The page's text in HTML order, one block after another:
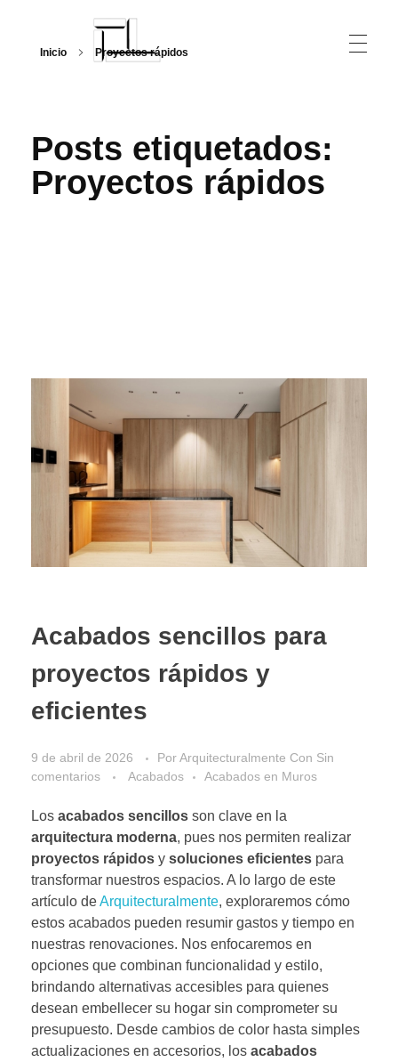
Inicio Proyectos rápidos
Posts etiquetados:
Proyectos rápidos
Acabados sencillos para
proyectos rápidos y
eficientes
9 de abril de 2026 PorArquitecturalmente Con Sin
comentarios
Acabados Acabados en Muros
Los acabados sencillos son clave en la
arquitectura moderna, pues nos permiten realizar
proyectos rápidos y soluciones eficientes para
transformar nuestros espacios. A lo largo de este
artículo deArquitecturalmente, exploraremos cómo
estos acabados pueden resumir gastos y tiempo en
nuestras renovaciones. Nos enfocaremos en
opciones que combinan funcionalidad y estilo,
brindando alternativas accesibles para quienes
desean embellecer su hogar sin comprometer su
presupuesto. Desde cambios de color hasta simples
actualizaciones en accesorios, los acabados